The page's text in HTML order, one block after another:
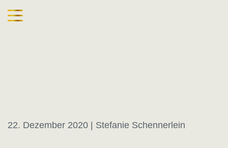
22. Dezember 2020 | Stefanie Schennerlein